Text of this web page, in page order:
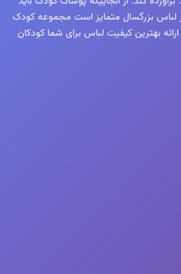
لباس بزرگسال متمایز است مجموعه کودک
بهترین کیفیت لباس برای شما کودکان